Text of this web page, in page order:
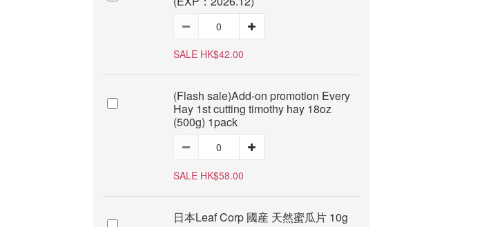
SALE HK$42.00
(Flash sale)Add-on promotion Every
Hay 1st cutting timothy hay 18oz
(500g) 1pack
SALE HK$58.00
日本Leaf Corp 國産 天然蜜瓜片 10g